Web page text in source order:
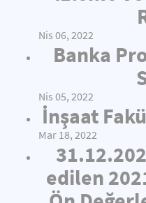
Nis 06, 2022
Banka
Nis 05, 2022
İnşaat
Mar 18, 2022
edilen